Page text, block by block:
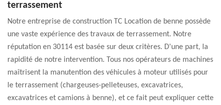
terrassement
Notre entreprise de construction TC Location de benne possède
une vaste expérience des travaux de terrassement. Notre
réputation en 30114 est basée sur deux critères. D'une part, la
rapidité de notre intervention. Tous nos opérateurs de machines
maîtrisent la manutention des véhicules à moteur utilisés pour
le terrassement (chargeuses-pelleteuses, excavatrices,
excavatrices et camions à benne), et ce fait peut expliquer cette